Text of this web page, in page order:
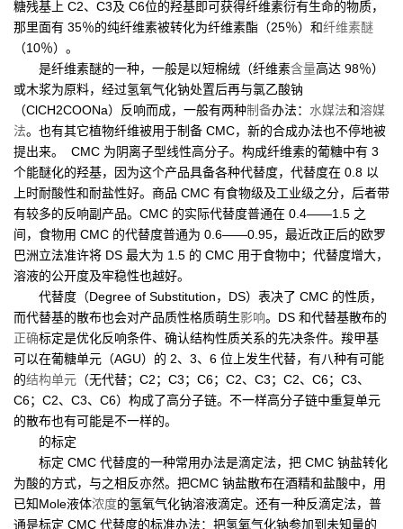
糖残基上 C2、C3及 C6位的羟基即可获得纤维素衍有生命的物质，
那里面有 35％的纯纤维素被转化为纤维素酯（25％）和纤维素醚
（10％）。
是纤维素醚的一种，一般是以短棉绒（纤维素含量高达 98％）
或木浆为原料，经过氢氧气化钠处置后再与氯乙酸钠
（ClCH2COONa）反响而成，一般有两种制备办法： 水媒法和溶媒
法。也有其它植物纤维被用于制备 CMC，新的合成办法也不停地被
提出来。 CMC 为阴离子型线性高分子。构成纤维素的葡糖中有 3
个能醚化的羟基，因为这个产品具备各种代替度，代替度在 0.8 以
上时耐酸性和耐盐性好。商品 CMC 有食物级及工业级之分，后者带
有较多的反响副产品。CMC 的实际代替度普通在 0.4——1.5 之
间，食物用 CMC 的代替度普通为 0.6——0.95，最近改正后的欧罗
巴洲立法准许将 DS 最大为 1.5 的 CMC 用于食物中；代替度增大，
溶液的公开度及牢稳性也越好。
代替度（Degree of Substitution，DS）表决了 CMC 的性质，
而代替基的散布也会对产品质性格质萌生影响。DS 和代替基散布的
正确标定是优化反响条件、确认结构性质关系的先决条件。羧甲基
可以在葡糖单元（AGU）的 2、3、6 位上发生代替，有八种有可能
的结构单元 （无代替；C2；C3；C6；C2、C3；C2、C6；C3、
C6；C2、C3、C6）构成了高分子链。不一样高分子链中重复单元
的散布也有可能是不一样的。
的标定
标定 CMC 代替度的一种常用办法是滴定法，把 CMC 钠盐转化
为酸的方式，与之相反亦然。把CMC 钠盐散布在酒精和盐酸中，用
已知Mole液体浓度的氢氧气化钠溶液滴定。还有一种反滴定法，普
通是标定 CMC 代替度的标准办法：把氢氧气化钠参加到未知量的